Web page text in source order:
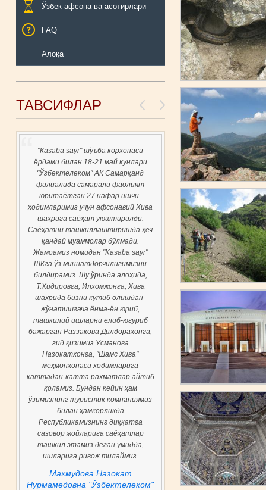
Ўзбек афсона ва асотирлари
FAQ
Алоқа
ТАВСИФЛАР
корхонаси
кунлари
Самарқанд
фаолият
Хива
ҳеч
sayr"
алоҳида,
Хива
олишдан-
югуриб
айтиб
компаниямиз
диққатга
саёҳатлар
умидда,
ZO'R MA'LUMOTLAR, HAMMASI
QIZIQARLI RAHMAT KATTAKON
JUMAGUL